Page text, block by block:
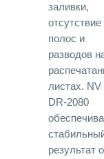
заливки,
отсутствие
полос и
разводов
листах. NV
DR-2080
результат